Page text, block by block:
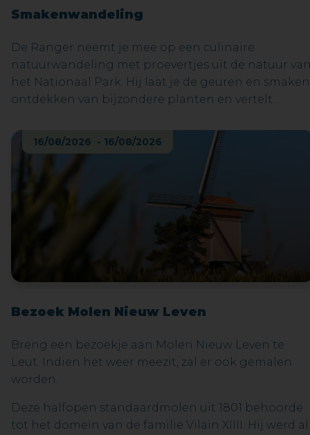
Smakenwandeling
De Ranger neemt je mee op een culinaire
natuurwandeling met proevertjes uit de natuur
het Nationaal Park. Hij laat je de geuren en smaken
ontdekken van bijzondere planten en vertelt
en geneeskrachtige eigenschappen, het
volksgebruik, … Denk maar aan de jeneverbes die
van oudsher gebruikt werd om de jenever op
te brengen… en waar ook deze drank zijn naam aan
ontleend. Bij de proevertjes zitten typische
streekproducten zoals het Nationaal Park likeur,
keisnoepjes… Niet alle proevertjes zijn geschikt
16/08/2026 - 16/08/2026
Bezoek Molen Nieuw Leven
Breng een bezoekje aan Molen Nieuw Leven te
Leut. Indien het weer meezit, zal er ook gemalen
worden.
Deze halfopen standaardmolen uit 1801 behoorde
tot het domein van de familie Vilain XIIII. Hij werd al